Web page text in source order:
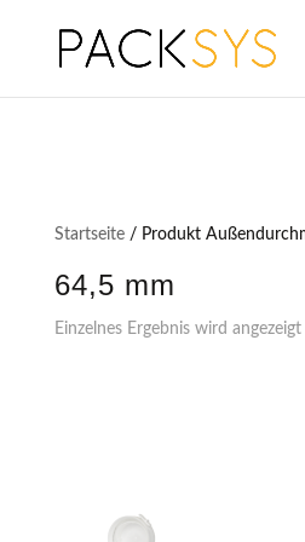
Startseite/ Produkt
64,5 mm
Einzelnes Ergebnis wird angezeigt